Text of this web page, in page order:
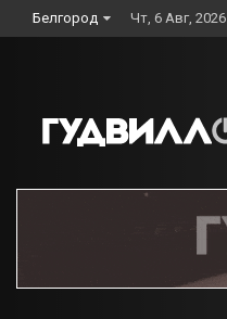
to
Белгород Чт, 6 Авг, 2026